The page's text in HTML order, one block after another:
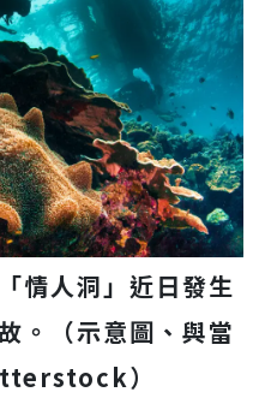
情人洞」近日發生
。（示意圖、與當
）